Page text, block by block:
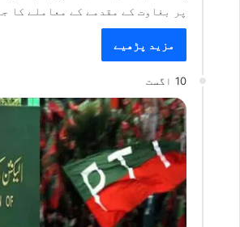
پر بغاوت کے مقدمے کے معاملے کا
مزید پڑھیے
10 اگست